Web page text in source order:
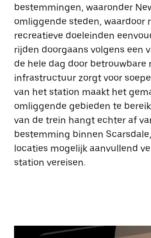
bestemmingen, waaronder
omliggende steden, waardoor
recreatieve doeleinden
rijden doorgaans volgens een
de hele dag door betrouwbare
infrastructuur zorgt voor
van het station maakt het
omliggende gebieden te
van de trein hangt echter af
bestemming binnen
locaties mogelijk aanvullend
station vereisen.